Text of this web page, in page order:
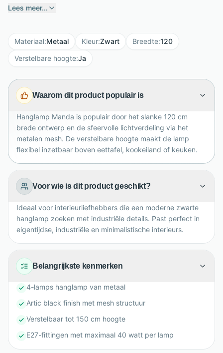
mesh structuur, waardoor het licht prachtig door de
Manda ideaal boven een lange eettafel of kookeiland.
De vier E27-fittingen hebben elk een maximaal
verlichting. Dankzij het tweedelige ontwerp plaats je
de lichtbronnen eenvoudig in de lamp, praktisch en
Lees meer...
Materiaal:Metaal Kleur:Zwart Breedte:120
Verstelbare hoogte:Ja
Waarom dit product populair is
Hanglamp Manda is populair door het slanke 120 cm
brede ontwerp en de sfeervolle lichtverdeling via het
metalen mesh. De verstelbare hoogte maakt de lamp
flexibel inzetbaar boven eettafel, kookeiland of keuken.
Voor wie is dit product geschikt?
Ideaal voor interieurliefhebbers die een moderne zwarte
hanglamp zoeken met industriële details. Past perfect in
eigentijdse, industriële en minimalistische interieurs.
Belangrijkste kenmerken
4-lamps hanglamp van metaal
Artic black finish met mesh structuur
Verstelbaar tot 150 cm hoogte
E27-fittingen met maximaal 40 watt per lamp